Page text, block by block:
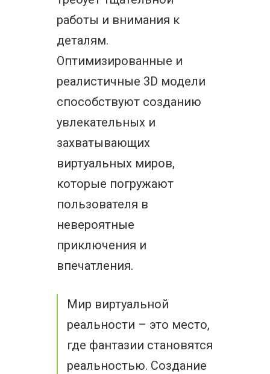
работы и внимания к
деталям.
Оптимизированные и
реалистичные 3D модели
способствуют созданию
увлекательных и
захватывающих
виртуальных миров,
которые погружают
пользователя в
невероятные
приключения и
впечатления.
Мир виртуальной
реальности – это место,
где фантазии становятся
реальностью. Создание